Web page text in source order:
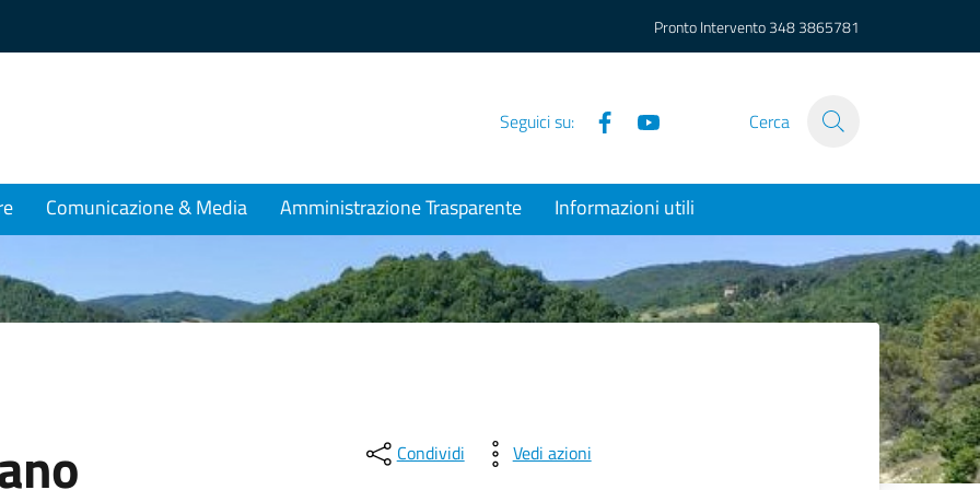
Pronto Intervento348 3865781
Seguici su: Facebook Cerca
Comunicazione & Media Amministrazione Trasparente Informazioni utili
Condividi Vedi azioni